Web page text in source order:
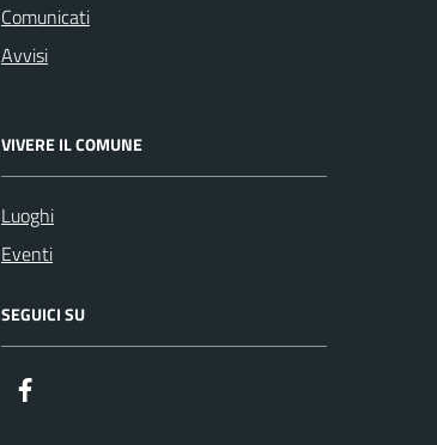
Comunicati
Avvisi
VIVERE IL COMUNE
Luoghi
Eventi
SEGUICI SU